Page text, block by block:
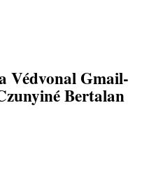
Védvonal Gmail-
Bertalan